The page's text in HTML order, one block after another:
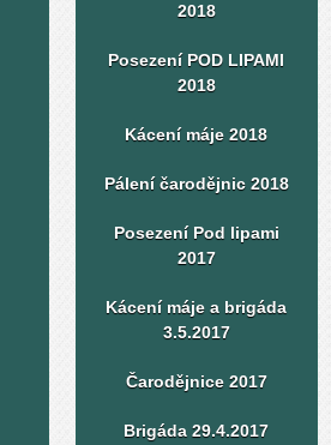
2018
Posezení POD LIPAMI
2018
Kácení máje 2018
Pálení čarodějnic 2018
Posezení Pod lipami
2017
Kácení máje a brigáda
3.5.2017
Čarodějnice 2017
Brigáda 29.4.2017